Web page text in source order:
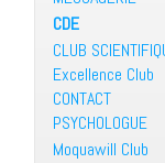
CDE
CLUB
Excellence Club
CONTACT
PSYCHOLOGUE
Moquawill Club